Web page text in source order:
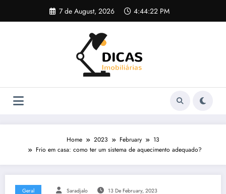
content
7 de August, 2026 4:44:23 PM
Home 2023 February
13
Frio em casa: como ter um sistema de aquecimento adequado?
Geral Saradjalo 13 De February, 2023